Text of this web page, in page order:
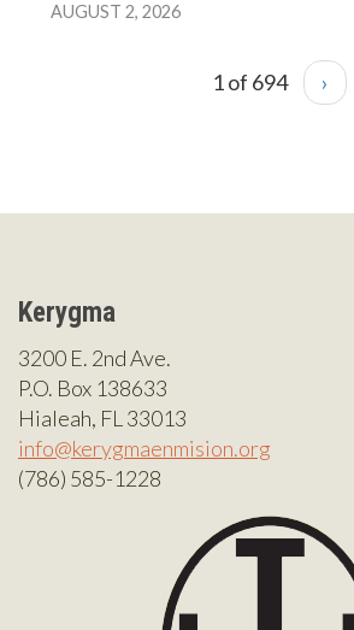
AUGUST 2, 2026
1 of 694 ›
Kerygma
3200 E. 2nd Ave.
P.O. Box 138633
Hialeah, FL 33013
info@kerygmaenmision.org
(786) 585-1228